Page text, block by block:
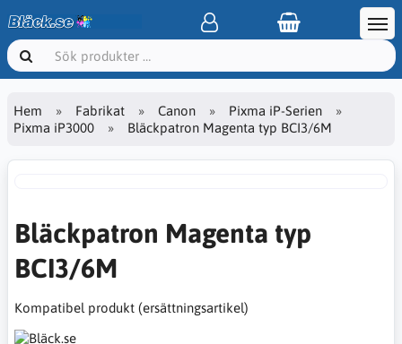
Hem Fabrikat Canon
Pixma iP-Serien
Pixma iP3000
Bläckpatron Magenta typ BCI3/6M
Bläckpatron Magenta typ
BCI3/6M
Kompatibel produkt (ersättningsartikel)